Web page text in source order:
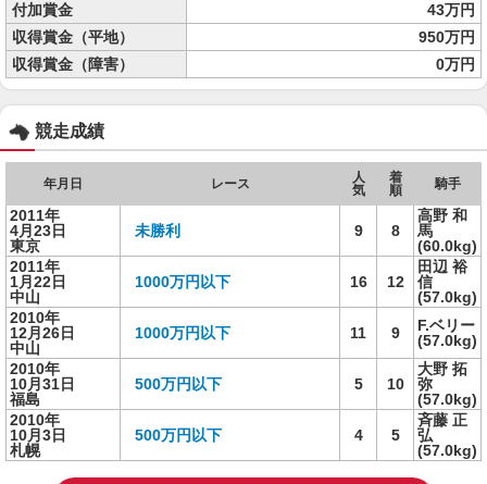
付加賞金
43万円
収得賞金（平地）
950万円
収得賞金（障害）
0万円
競走成績
年月日 レース
人
気
着
順
騎手
2011年
4月23日
東京
未勝利 9 8
高野 和
馬
(60.0kg)
2011年
1月22日
中山
1000万円以下 16 12
田辺 裕
信
(57.0kg)
2010年
12月26日
中山
1000万円以下 11 9
F.ベリー
(57.0kg)
2010年
10月31日
福島
500万円以下 5 10
大野 拓
弥
(57.0kg)
2010年
10月3日
札幌
500万円以下 4 5
斉藤 正
弘
(57.0kg)